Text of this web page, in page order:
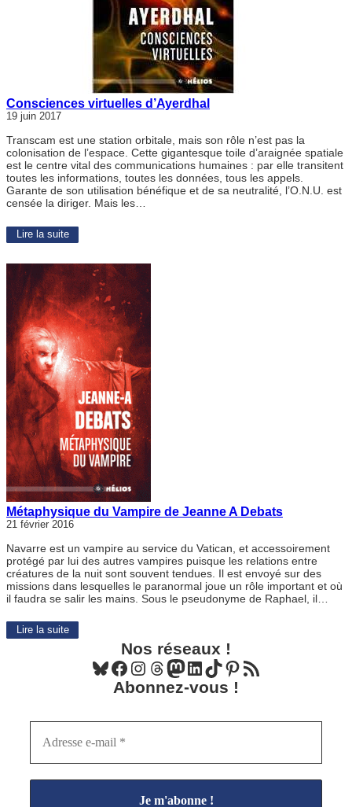
Consciences virtuelles d’Ayerdhal
19 juin 2017
Transcam est une station orbitale, mais son rôle n’est pas la
colonisation de l’espace. Cette gigantesque toile d’araignée spatiale
est le centre vital des communications humaines : par elle transitent
toutes les informations, toutes les données, tous les appels.
Garante de son utilisation bénéfique et de sa neutralité, l’O.N.U. est
censée la diriger. Mais les…
Lire la suite
Métaphysique du Vampire de Jeanne A Debats
21 février 2016
Navarre est un vampire au service du Vatican, et accessoirement
protégé par lui des autres vampires puisque les relations entre
créatures de la nuit sont souvent tendues. Il est envoyé sur des
missions dans lesquelles le paranormal joue un rôle important et où
il faudra se salir les mains. Sous le pseudonyme de Raphael, il…
Lire la suite
Nos réseaux !
Bluesky Facebook Instagram Threads Mastodon LinkedIn TikTok Pinterest Flux RSS
Abonnez-vous !